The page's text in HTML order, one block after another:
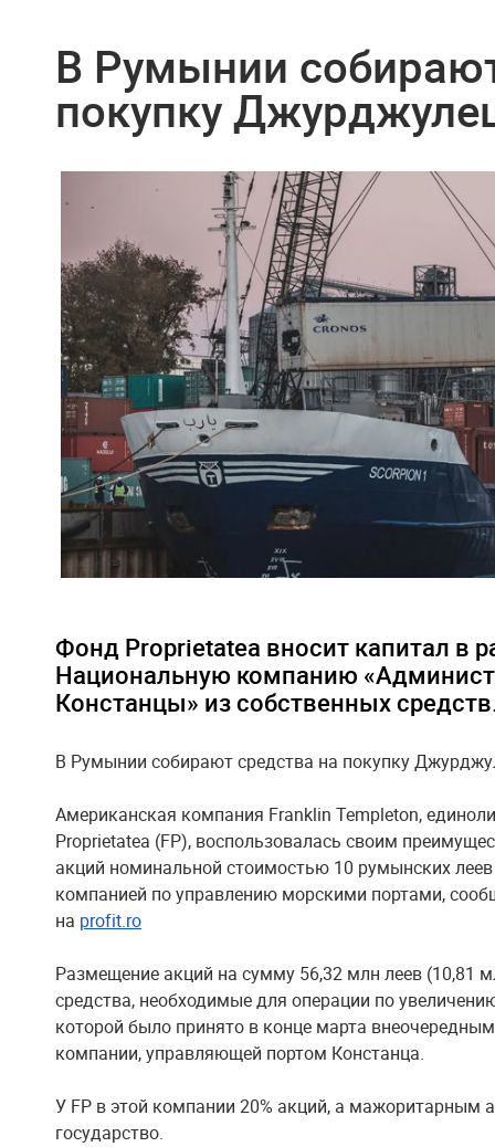
В Румынии
покупку
Фонд Proprietatea вносит капитал в
Национальную компанию
Констанцы» из собственных
В Румынии собирают средства на покупку
Американская компания Franklin Templeton,
Proprietatea (FP), воспользовалась своим
акций номинальной стоимостью 10 румынских
компанией по управлению морскими портами,
на profit.ro
Размещение акций на сумму 56,32 млн леев (10,81
средства, необходимые для операции по
которой было принято в конце марта
компании, управляющей портом Констанца.
У FP в этой компании 20% акций, а мажоритарным
государство.